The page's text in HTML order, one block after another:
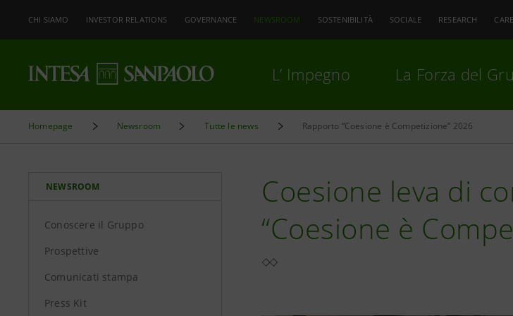
CHI SIAMO INVESTOR RELATIONS GOVERNANCE NEWSROOM SOSTENIBILITÀ SOCIALE RESEARCH
L’ Impegno La Forza del
Homepage Newsroom Tutte le news Rapporto “Coesione è Competizione” 2026
NEWSROOM
Conoscere il Gruppo
Prospettive
Comunicati stampa
Press Kit
Coesione leva di
“Coesione è